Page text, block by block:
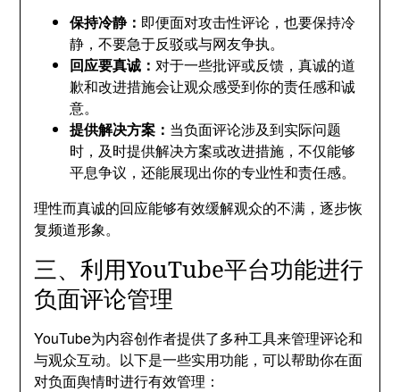
保持冷静： 即便面对攻击性评论，也要保持冷
静，不要急于反驳或与网友争执。
回应要真诚：对于一些批评或反馈，真诚的道
歉和改进措施会让观众感受到你的责任感和诚
意。
提供解决方案： 当负面评论涉及到实际问题
时，及时提供解决方案或改进措施，不仅能够
平息争议，还能展现出你的专业性和责任感。
理性而真诚的回应能够有效缓解观众的不满，逐步恢
复频道形象。
三、利用YouTube平台功能进行
负面评论管理
YouTube为内容创作者提供了多种工具来管理评论和
与观众互动。以下是一些实用功能，可以帮助你在面
对负面舆情时进行有效管理：